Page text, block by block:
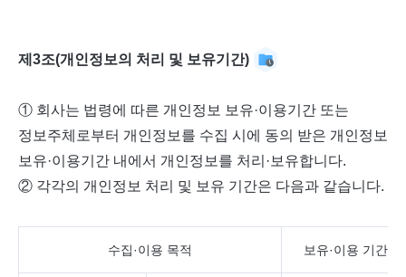
제3조(개인정보의 처리 및 보유기간)
① 회사는 법령에 따른 개인정보 보유·이용기간 또는
정보주체로부터 개인정보를 수집 시에 동의 받은 개인정보
보유·이용기간 내에서 개인정보를 처리·보유합니다.
② 각각의 개인정보 처리 및 보유 기간은 다음과 같습니다.
수집·이용 목적 보유·이용 기간